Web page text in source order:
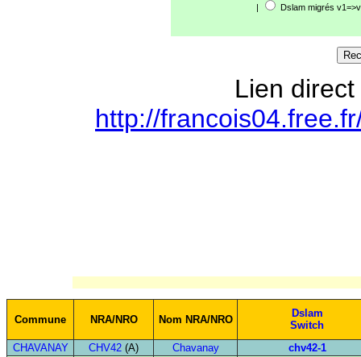
| Dslam migrés
Lien
http://
Commune NRA/NRO Nom NRA/NRO
Dslam
Switch
CHAVANAY
CHV42 (A) Chavanay
chv42-1